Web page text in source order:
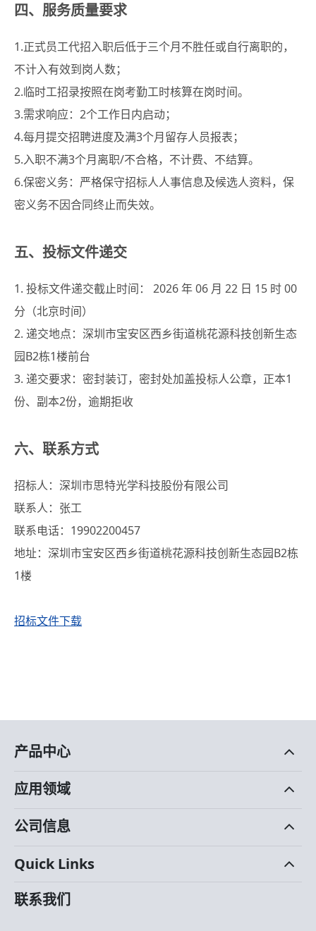
四、服务质量要求
1.正式员工代招入职后低于三个月不胜任或自行离职的，
不计入有效到岗人数；
2.临时工招录按照在岗考勤工时核算在岗时间。
3.需求响应：2个工作日内启动；
4.每月提交招聘进度及满3个月留存人员报表；
5.入职不满3个月离职/不合格，不计费、不结算。
6.保密义务：严格保守招标人人事信息及候选人资料，保
密义务不因合同终止而失效。
五、投标文件递交
1. 投标文件递交截止时间： 2026 年 06 月 22 日 15 时 00
分（北京时间）
2. 递交地点：深圳市宝安区西乡街道桃花源科技创新生态
园B2栋1楼前台
3. 递交要求：密封装订，密封处加盖投标人公章，正本1
份、副本2份，逾期拒收
六、联系方式
招标人：深圳市思特光学科技股份有限公司
联系人：张工
联系电话：19902200457
地址：深圳市宝安区西乡街道桃花源科技创新生态园B2栋
1楼
招标文件下载
产品中心
应用领域
公司信息
Quick Links
联系我们